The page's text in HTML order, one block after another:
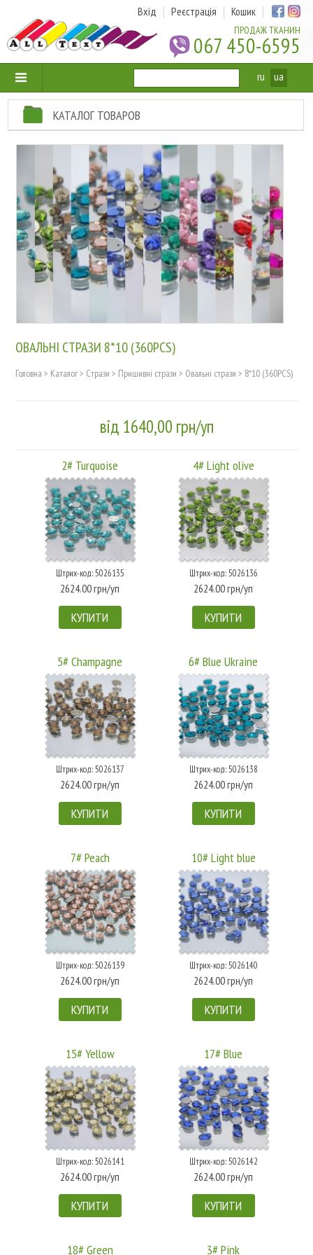
ПРОДАЖ ТКАНИН
067 450-6595
Вхід Реєстрація Кошик
ru ua
КАТАЛОГ ТОВАРОВ
ОВАЛЬНІ СТРАЗИ 8*10 (360PCS)
Головна > Каталог> Cтрази > Пришивні стрази > Овальні стрази > 8*10 (360PCS)
від 1640,00 грн/уп
2# Turquoise
Штрих-код: 5026135
2624.00 грн/уп
КУПИТИ
4# Light olive
Штрих-код: 5026136
2624.00 грн/уп
КУПИТИ
5# Champagne
Штрих-код: 5026137
2624.00 грн/уп
КУПИТИ
6# Blue Ukraine
Штрих-код: 5026138
2624.00 грн/уп
КУПИТИ
7# Peach
Штрих-код: 5026139
2624.00 грн/уп
КУПИТИ
10# Light blue
Штрих-код: 5026140
2624.00 грн/уп
КУПИТИ
15# Yellow
Штрих-код: 5026141
2624.00 грн/уп
КУПИТИ
17# Blue
Штрих-код: 5026142
2624.00 грн/уп
КУПИТИ
18# Green 3# Pink